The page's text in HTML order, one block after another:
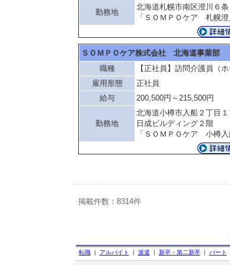
勤務地
北海道札幌市南区澄川６
「ＳＯＭＰＯケア 札幌澄
ＳＯＭＰＯケア株式会社 北海道事業部
職種
【正社員】訪問介護員（
雇用形態
正社員
給与
200,500円～215,500円
勤務地
北海道小樽市入船２丁目
日成ビルディング２階
「ＳＯＭＰＯケア 小樽入
掲載件数：8314件
転職| アルバイト | 派遣 | 新卒・第二新卒| パート